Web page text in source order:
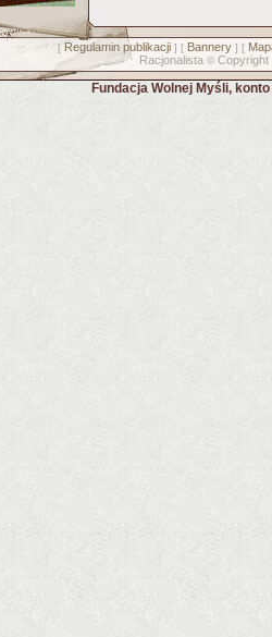
[ Regulamin publikacji] [ Bannery] [
Racjonalista © Copyright
Fundacja Wolnej Myśli,